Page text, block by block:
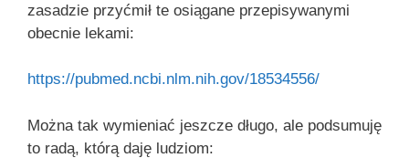
zasadzie przyćmił te osiągane przepisywanymi
obecnie lekami:
https://pubmed.ncbi.nlm.nih.gov/18534556/
Można tak wymieniać jeszcze długo, ale podsumuję
to radą, którą daję ludziom: